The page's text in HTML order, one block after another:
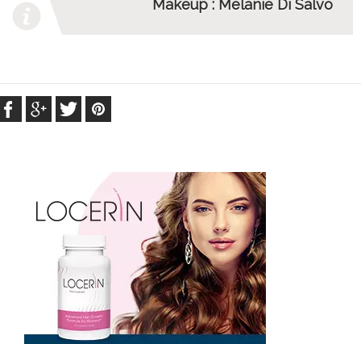
Makeup : Mélanie Di Salvo